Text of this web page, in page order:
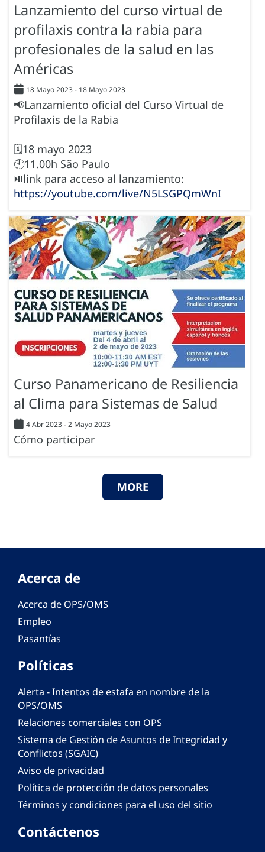
Lanzamiento del curso virtual de
profilaxis contra la rabia para
profesionales de la salud en las
Américas
18 Mayo 2023- 18 Mayo 2023
📢Lanzamiento oficial del Curso Virtual de
Profilaxis de la Rabia
🗓️18 mayo 2023
🕙11.00h São Paulo
⏯️link para acceso al lanzamiento:
https://youtube.com/live/N5LSGPQmWnI
Curso Panamericano de Resiliencia
al Clima para Sistemas de Salud
4 Abr 2023-2 Mayo 2023
Cómo participar
MORE
Acerca de
Acerca de OPS/OMS
Empleo
Pasantías
Políticas
Alerta - Intentos de estafa en nombre de la
OPS/OMS
Relaciones comerciales con OPS
Sistema de Gestión de Asuntos de Integridad y
Conflictos (SGAIC)
Aviso de privacidad
Política de protección de datos personales
Términos y condiciones para el uso del sitio
Contáctenos